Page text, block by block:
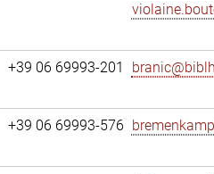
+39 06 69993-201
+39 06 69993-576